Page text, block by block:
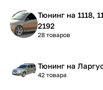
Тюнинг на 1118, 1119, 1117 ,
2192
28 товаров
Тюнинг на
42 товара